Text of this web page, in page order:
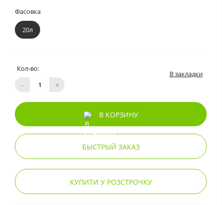
Фасовка
20л
Кол-во:
-
+
В закладки
В КОРЗИНУ
БЫСТРЫЙ ЗАКАЗ
КУПИТИ У РОЗСТРОЧКУ